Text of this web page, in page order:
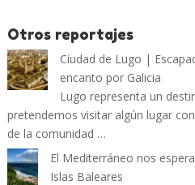
Otros reportajes
Ciudad de Lugo |
encanto por Galicia
Lugo representa un
pretendemos visitar algún lugar
de la comunidad …
El Mediterráneo nos
Islas Baleares